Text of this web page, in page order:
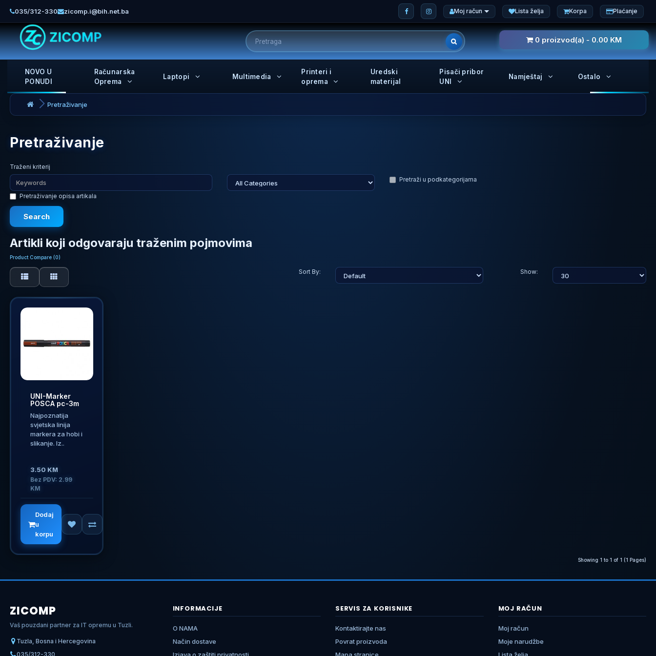
035/312-330 zicomp.i@bih.net.ba Moj račun Lista želja Korpa Plaćanje
0 proizvod(a) - 0.00 KM
NOVO U
PONUDI
Računarska
Oprema
Laptopi Multimedia
Printeri i
oprema
Uredski
materijal
Pisači pribor
UNI
Namještaj Ostalo
Pretraživanje
Pretraživanje
Traženi kriterij
Pretraži u podkategorijama
Pretraživanje opisa artikala
Artikli koji odgovaraju traženim pojmovima
Product Compare (0)
Sort By: Show:
UNI-Marker
POSCA pc-3m
Najpoznatija
svjetska linija
markera za hobi i
slikanje. Iz..
3.50 KM
Bez PDV: 2.99
KM
Dodaj
u
korpu
Showing 1 to 1 of 1 (1 Pages)
ZICOMP
Vaš pouzdani partner za IT opremu u Tuzli.
Tuzla, Bosna i Hercegovina
035/312-330
INFORMACIJE
O NAMA
Način dostave
Izjava o zaštiti privatnosti
SERVIS ZA KORISNIKE
Kontaktirajte nas
Povrat proizvoda
Mapa stranice
MOJ RAČUN
Moj račun
Moje narudžbe
Lista želja